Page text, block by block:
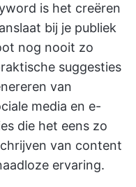
is het creëren
bij je publiek
nog nooit zo
suggesties
van
media en e-
die het eens zo
van content
ervaring.